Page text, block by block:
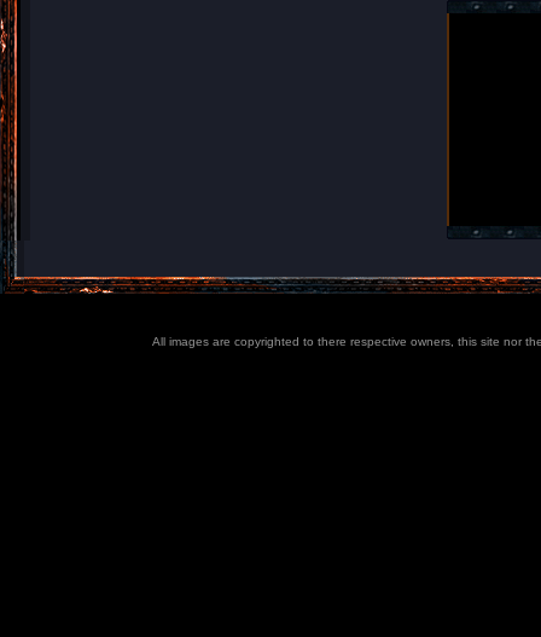
All images are copyrighted to there respective owners, this site nor